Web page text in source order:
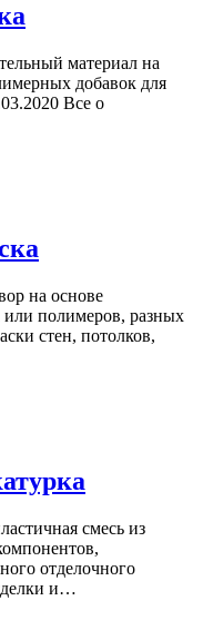
материал на
добавок для
Все о
на основе
или полимеров, разных
стен, потолков,
смесь из
отделочного
и…